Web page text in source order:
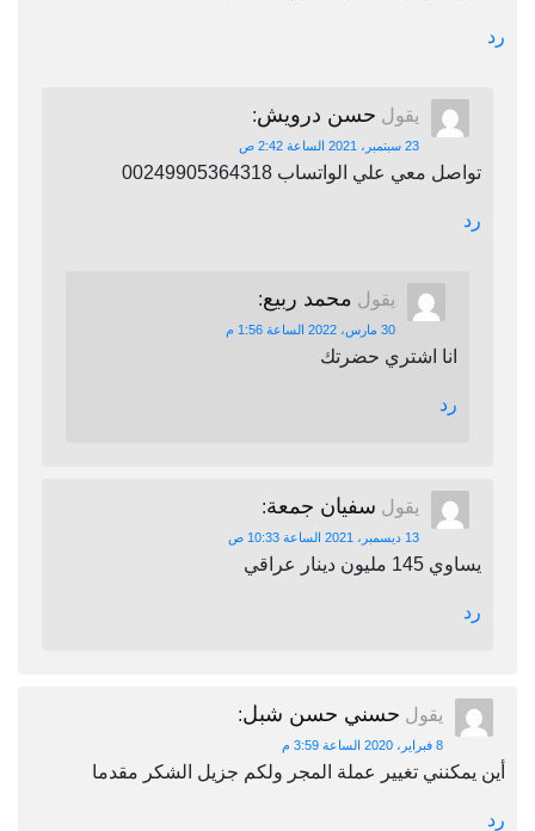
رد
يقول حسن درويش:
23 سبتمبر، 2021 الساعة 2:42 ص
تواصل معي علي الواتساب 00249905364318
رد
يقول محمد ربيع:
30 مارس، 2022 الساعة 1:56 م
انا اشتري حضرتك
رد
يقول سفيان جمعة:
13 ديسمبر، 2021 الساعة 10:33 ص
يساوي 145 مليون دينار عراقي
رد
يقول حسني حسن شبل:
8 فبراير، 2020 الساعة 3:59 م
أين يمكنني تغيير عملة المجر ولكم جزيل الشكر مقدما
رد